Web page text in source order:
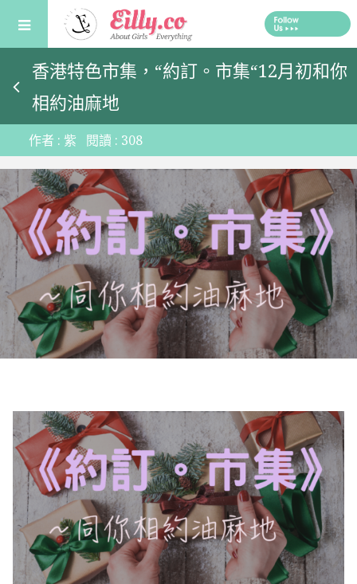
content
香港特色市集，“約訂。市集“12月初和你
相約油麻地
作者 : 紫 閱讀 : 308